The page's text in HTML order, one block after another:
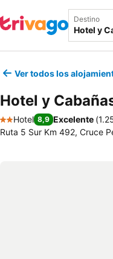
Destino
Ver todos los
Hotel y
2 Estrellas
Hotel 8,9 Excelente (
Ruta 5 Sur Km 492, Cruce